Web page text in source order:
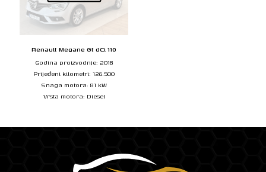
Renault Megane Gt dCi 110
Godina proizvodnje: 2018
Prijeđeni kilometri: 126.500
Snaga motora: 81 kW
Vrsta motora: Diesel